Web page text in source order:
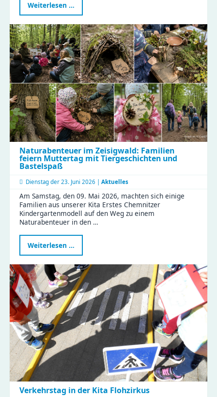
Weiterlesen …
Teamtag
Küche:
Gemeinsam
für
gesunde
Ernährung
und
effiziente
Abläufe!
Naturabenteuer im Zeisigwald: Familien
feiern Muttertag mit Tiergeschichten und
Bastelspaß
Dienstag der 23. Juni 2026 | Aktuelles
Am Samstag, den 09. Mai 2026, machten sich einige
Familien aus unserer Kita Erstes Chemnitzer
Kindergartenmodell auf den Weg zu einem
Naturabenteuer in den …
Weiterlesen …
im
Familien
feiern
Muttertag
mit
Tiergeschichten
und
Bastelspaß
Verkehrstag in der Kita Flohzirkus